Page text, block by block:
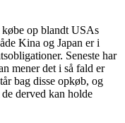
købe op blandt USAs
Kina og Japan er i
Seneste har
mener det i så fald er
bag disse opkøb, og
derved kan holde